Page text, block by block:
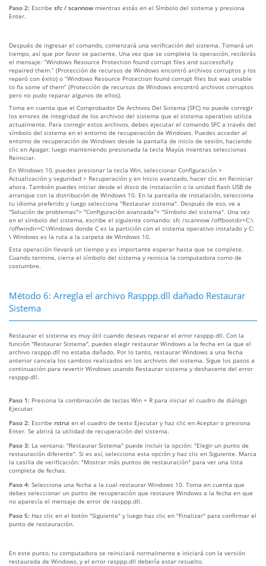
Paso 2: Escribe sfc / scannow mientras estás en el Símbolo del sistema y presiona
Enter.
Después de ingresar el comando, comenzará una verificación del sistema. Tomará un
tiempo, así que por favor se paciente. Una vez que se complete la operación, recibirás
el mensaje: “Windows Resource Protection found corrupt files and successfully
repaired them.” (Protección de recursos de Windows encontró archivos corruptos y los
reparó con éxito) o “Windows Resource Protection found corrupt files but was unable
to fix some of them” (Protección de recursos de Windows encontró archivos corruptos
pero no pudo reparar algunos de ellos).
Toma en cuenta que el Comprobador De Archivos Del Sistema (SFC) no puede corregir
los errores de integridad de los archivos del sistema que el sistema operativo utiliza
actualmente. Para corregir estos archivos, debes ejecutar el comando SFC a través del
símbolo del sistema en el entorno de recuperación de Windows. Puedes acceder al
entorno de recuperación de Windows desde la pantalla de inicio de sesión, haciendo
clic en Apagar, luego manteniendo presionada la tecla Mayús mientras seleccionas
Reiniciar.
En Windows 10, puedes presionar la tecla Win, seleccionar Configuración >
Actualización y seguridad > Recuperación y en Inicio avanzado, hacer clic en Reiniciar
ahora. También puedes iniciar desde el disco de instalación o la unidad flash USB de
arranque con la distribución de Windows 10. En la pantalla de instalación, selecciona
tu idioma preferido y luego selecciona "Restaurar sistema". Después de eso, ve a
"Solución de problemas"> "Configuración avanzada"> "Símbolo del sistema". Una vez
en el símbolo del sistema, escribe el siguiente comando: sfc /scannow /offbootdir=C:\
/offwindir=C:\Windows donde C es la partición con el sistema operativo instalado y C:
\ Windows es la ruta a la carpeta de Windows 10.
Esta operación llevará un tiempo y es importante esperar hasta que se complete.
Cuando termine, cierra el símbolo del sistema y reinicia la computadora como de
costumbre.
Método 6: Arregla el archivo Rasppp.dll dañado Restaurar
Sistema
Restaurar el sistema es muy útil cuando deseas reparar el error rasppp.dll. Con la
función "Restaurar Sistema", puedes elegir restaurar Windows a la fecha en la que el
archivo rasppp.dll no estaba dañado. Por lo tanto, restaurar Windows a una fecha
anterior cancela los cambios realizados en los archivos del sistema. Sigue los pasos a
continuación para revertir Windows usando Restaurar sistema y deshacerte del error
rasppp.dll.
Paso 1: Presiona la combinación de teclas Win + R para iniciar el cuadro de diálogo
Ejecutar.
Paso 2: Escribe rstrui en el cuadro de texto Ejecutar y haz clic en Aceptar o presiona
Enter. Se abrirá la utilidad de recuperación del sistema.
Paso 3: La ventana: "Restaurar Sistema" puede incluir la opción: "Elegir un punto de
restauración diferente". Si es así, selecciona esta opción y haz clic en Siguiente. Marca
la casilla de verificación: "Mostrar más puntos de restauración" para ver una lista
completa de fechas.
Paso 4: Selecciona una fecha a la cual restaurar Windows 10. Toma en cuenta que
debes seleccionar un punto de recuperación que restaure Windows a la fecha en que
no aparecía el mensaje de error de rasppp.dll.
Paso 5: Haz clic en el botón "Siguiente" y luego haz clic en "Finalizar" para confirmar el
punto de restauración.
En este punto, tu computadora se reiniciará normalmente e iniciará con la versión
restaurada de Windows, y el error rasppp.dll debería estar resuelto.